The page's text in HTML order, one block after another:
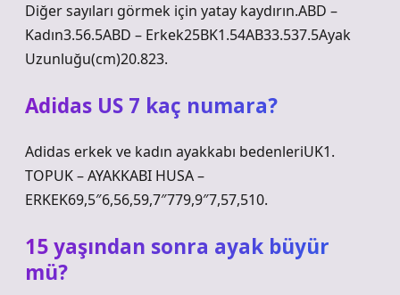
Diğer sayıları görmek için yatay kaydırın.ABD –
Kadın3.56.5ABD – Erkek25BK1.54AB33.537.5Ayak
Uzunluğu(cm)20.823.
Adidas US 7 kaç numara?
Adidas erkek ve kadın ayakkabı bedenleriUK1.
TOPUK – AYAKKABI HUSA –
ERKEK69,5″6,56,59,7″779,9″7,57,510.
15 yaşından sonra ayak büyür
mü?